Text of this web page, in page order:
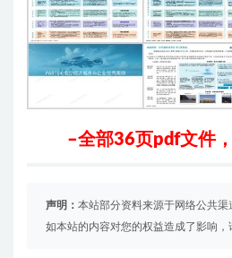
–全部36页pdf文件
声明： 本站部分资料来源于网络公共渠
如本站的内容对您的权益造成了影响，